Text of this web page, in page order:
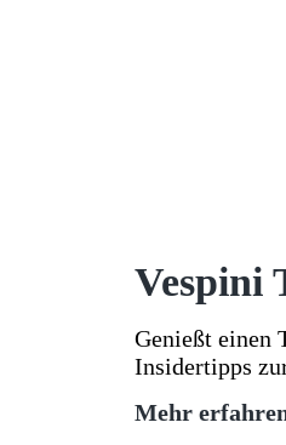
Vespini
Genießt einen
Insidertipps
Mehr